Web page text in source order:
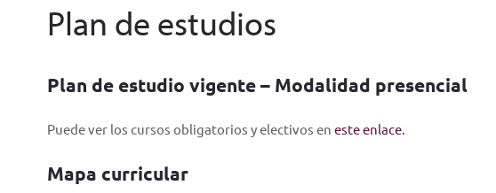
Plan de estudios
Plan de estudio vigente – Modalidad presencial
Puede ver los cursos obligatorios y electivos en este enlace.
Mapa curricular